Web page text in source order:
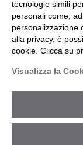
© 2026
Sede
Reggio
fiscale e
Codice
tecnologie simili
personali come,
personalizzazione
alla privacy, è
cookie. Clicca su
Visualizza la